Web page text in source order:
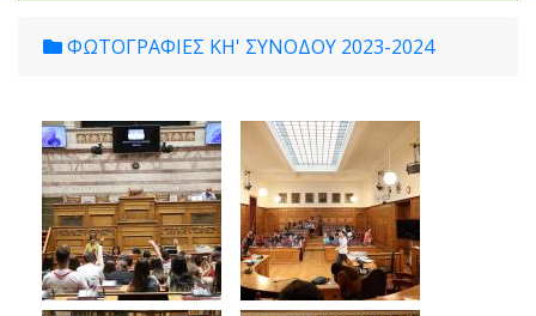
ΦΩΤΟΓΡΑΦΙΕΣ ΚΗ' ΣΥΝΟΔΟΥ 2023-2024